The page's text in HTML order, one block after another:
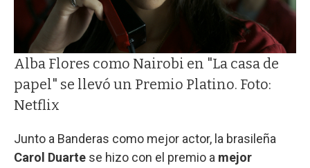
Alba Flores como Nairobi en "La casa de
papel" se llevó un Premio Platino. Foto:
Netflix
Junto a Banderas como mejor actor, la brasileña
Carol Duarte se hizo con el premio a mejor